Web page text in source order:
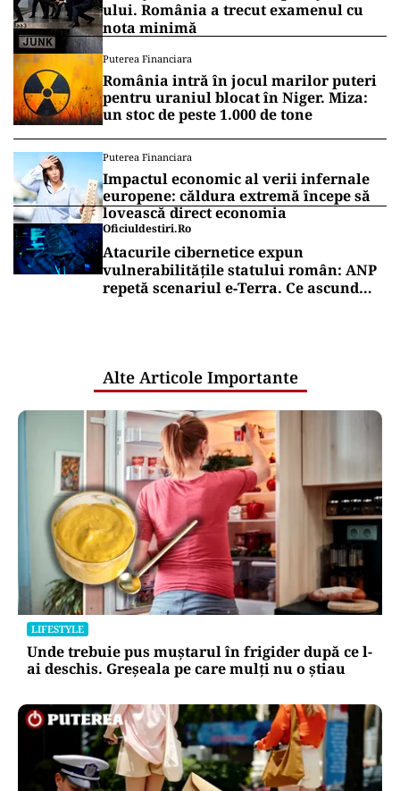
ului. România a trecut examenul cu
nota minimă
Puterea Financiara
România intră în jocul marilor puteri
pentru uraniul blocat în Niger. Miza:
un stoc de peste 1.000 de tone
Puterea Financiara
Impactul economic al verii infernale
europene: căldura extremă începe să
lovească direct economia
Oficiuldestiri.ro
Atacurile cibernetice expun
vulnerabilitățile statului român: ANP
repetă scenariul e‑Terra. Ce ascund
Alte Articole Importante
LIFESTYLE
Unde trebuie pus muștarul în frigider după ce l-
ai deschis. Greșeala pe care mulți nu o știau